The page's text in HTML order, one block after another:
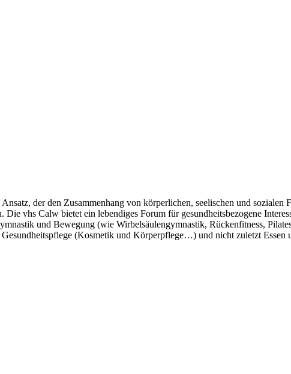
der den Zusammenhang von körperlichen, seelischen und
Die vhs Calw bietet ein lebendiges Forum für gesundheitsbezogene
und Bewegung (wie Wirbelsäulengymnastik, Rückenfitness,
(Kosmetik und Körperpflege…) und nicht zuletzt